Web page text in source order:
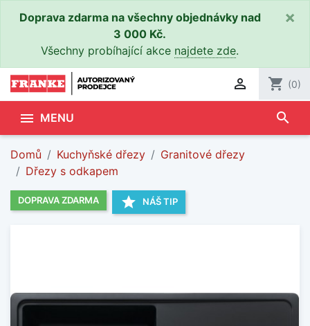
Doprava zdarma na všechny objednávky nad
3 000 Kč.
Všechny probíhající akce najdete zde.
×
 shopping_cart (0)
 MENU search
Domů Kuchyňské dřezy
Granitové dřezy
Dřezy s odkapem
DOPRAVA ZDARMA star NÁŠ TIP